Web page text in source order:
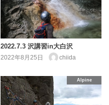
2022.7.3 沢講習in大白沢
2022年8月25日 chiida
Alpine